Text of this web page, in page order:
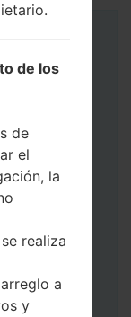
de los
de
el
la
realiza
a
y